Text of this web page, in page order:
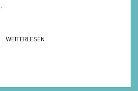
WEITERLESENWEITERLESEN